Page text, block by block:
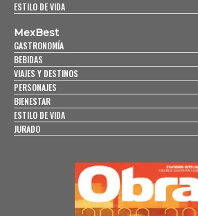
ESTILO DE VIDA
MexBest
GASTRONOMÍA
BEBIDAS
VIAJES Y DESTINOS
PERSONAJES
BIENESTAR
ESTILO DE VIDA
JURADO